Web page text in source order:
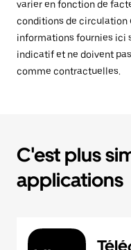
varier en fonction de
conditions de circulation
informations fournies ici
indicatif et ne doivent
comme contractuelles.
C'est plus
applications